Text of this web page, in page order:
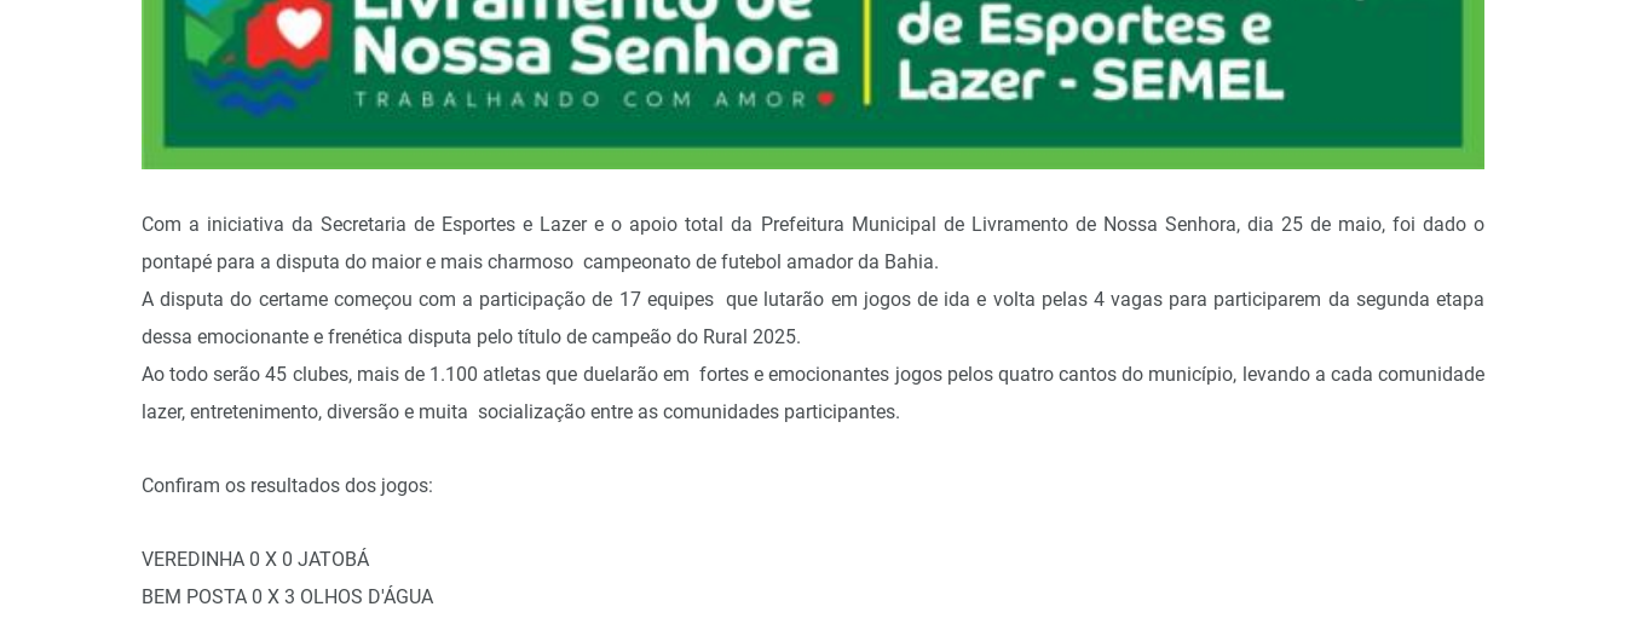
Com a iniciativa da Secretaria de Esportes e Lazer e o apoio total da Prefeitura Municipal de Livramento de Nossa Senhora, dia 25 de maio, foi dado o
pontapé para a disputa do maior e mais charmoso campeonato de futebol amador da Bahia.
A disputa do certame começou com a participação de 17 equipes que lutarão em jogos de ida e volta pelas 4 vagas para participarem da segunda etapa
dessa emocionante e frenética disputa pelo título de campeão do Rural 2025.
Ao todo serão 45 clubes, mais de 1.100 atletas que duelarão em fortes e emocionantes jogos pelos quatro cantos do município, levando a cada comunidade
lazer, entretenimento, diversão e muita socialização entre as comunidades participantes.
Confiram os resultados dos jogos:
VEREDINHA 0 X 0 JATOBÁ
BEM POSTA 0 X 3 OLHOS D'ÁGUA